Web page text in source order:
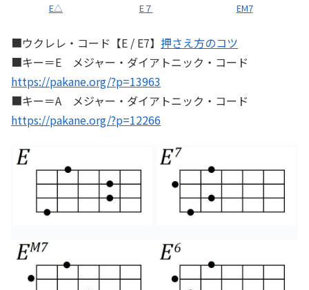
E△
E７ EM7
■ウクレレ・コード【E / E7】 押さえ方のコツ
■キー＝E メジャー・ダイアトニック・コード
https://pakane.org/?p=13963
■キー＝A メジャー・ダイアトニック・コード
https://pakane.org/?p=12266